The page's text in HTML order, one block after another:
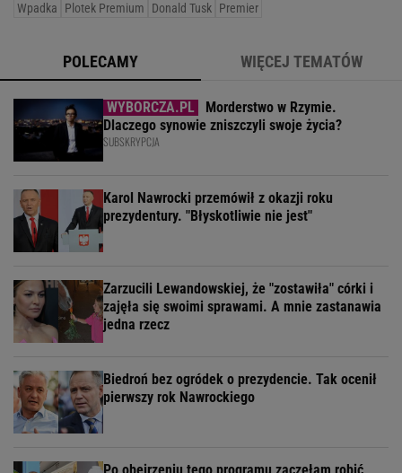
Wpadka Plotek Premium Donald Tusk Premier
POLECAMY WIĘCEJ TEMATÓW
Morderstwo w Rzymie.
Dlaczego synowie zniszczyli swoje życia?
SUBSKRYPCJA
Karol Nawrocki przemówił z okazji roku
prezydentury. "Błyskotliwie nie jest"
Zarzucili Lewandowskiej, że "zostawiła" córki i
zajęła się swoimi sprawami. A mnie zastanawia
jedna rzecz
Biedroń bez ogródek o prezydencie. Tak ocenił
pierwszy rok Nawrockiego